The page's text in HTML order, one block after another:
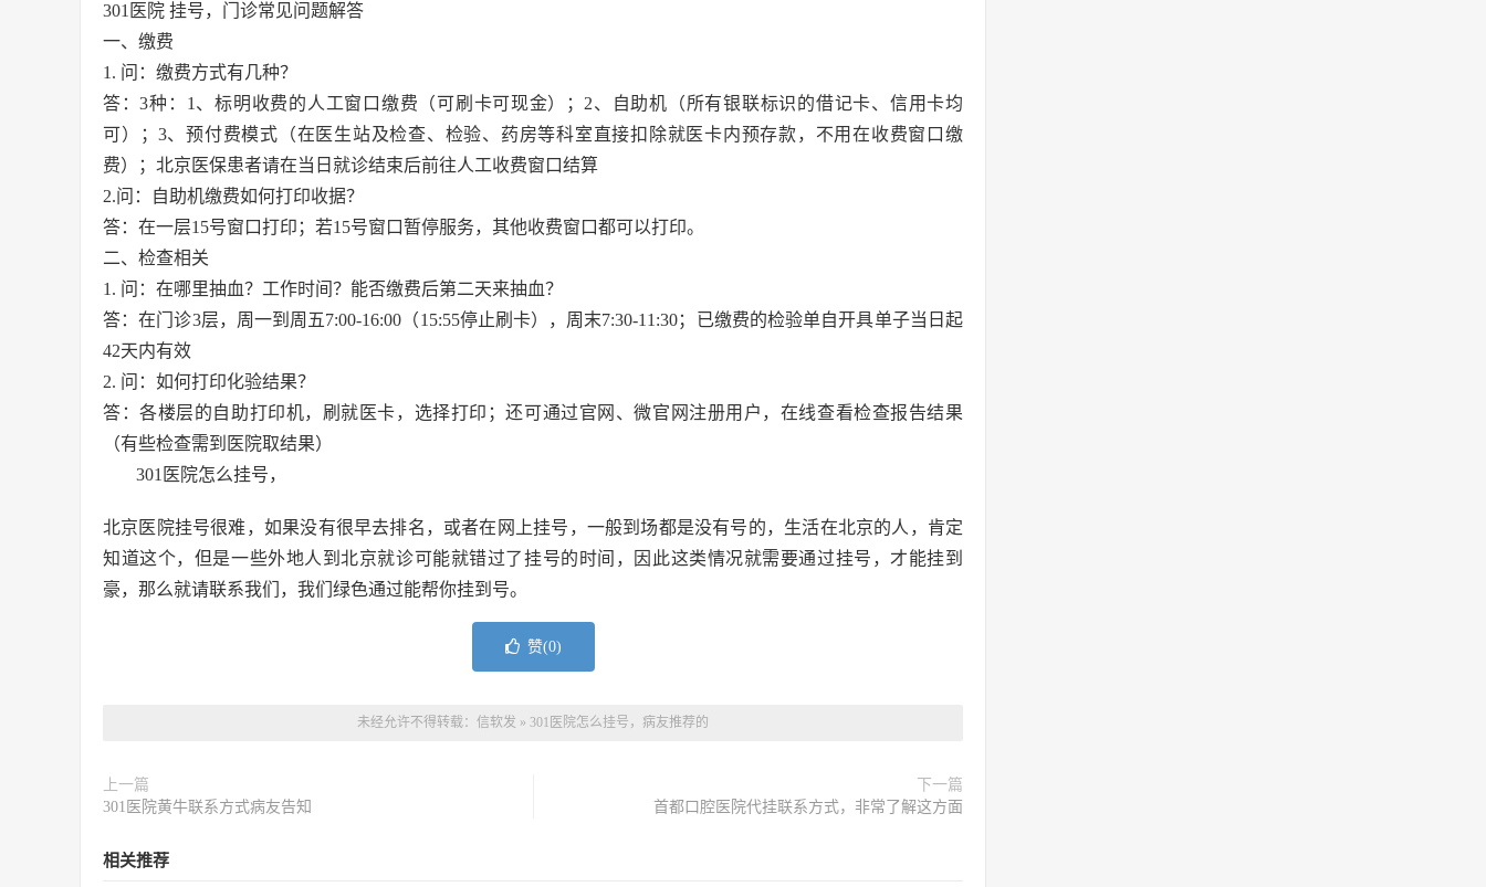
301医院 挂号，门诊常见问题解答
一、缴费
1. 问：缴费方式有几种？
答：3种：1、标明收费的人工窗口缴费（可刷卡可现金）；2、自助机（所有银联标识的借记卡、信用卡均
可）；3、预付费模式（在医生站及检查、检验、药房等科室直接扣除就医卡内预存款，不用在收费窗口缴
费）；北京医保患者请在当日就诊结束后前往人工收费窗口结算
2.问：自助机缴费如何打印收据？
答：在一层15号窗口打印；若15号窗口暂停服务，其他收费窗口都可以打印。
二、检查相关
1. 问：在哪里抽血？工作时间？能否缴费后第二天来抽血？
答：在门诊3层，周一到周五7:00-16:00（15:55停止刷卡），周末7:30-11:30；已缴费的检验单自开具单子当日起
42天内有效
2. 问：如何打印化验结果？
答：各楼层的自助打印机，刷就医卡，选择打印；还可通过官网、微官网注册用户，在线查看检查报告结果
（有些检查需到医院取结果）
301医院怎么挂号，
北京医院挂号很难，如果没有很早去排名，或者在网上挂号，一般到场都是没有号的，生活在北京的人，肯定
知道这个，但是一些外地人到北京就诊可能就错过了挂号的时间，因此这类情况就需要通过挂号，才能挂到
豪，那么就请联系我们，我们绿色通过能帮你挂到号。
赞(0)
未经允许不得转载： 信软发 » 301医院怎么挂号，病友推荐的
上一篇
301医院黄牛联系方式病友告知
下一篇
首都口腔医院代挂联系方式，非常了解这方面
相关推荐